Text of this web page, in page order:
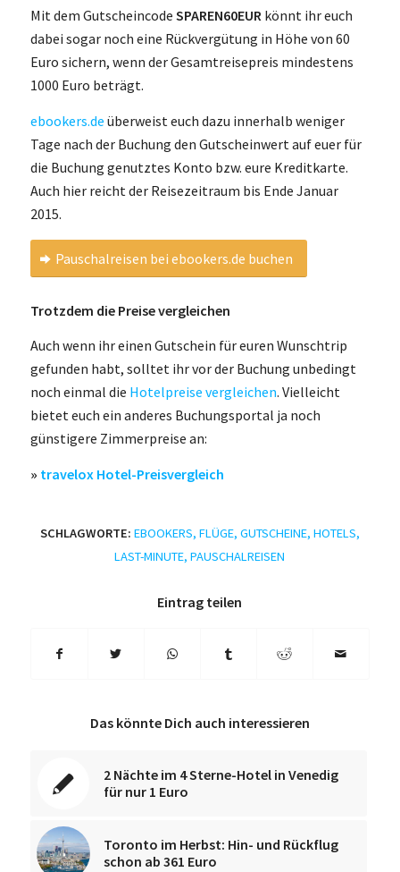
Mit dem Gutscheincode SPAREN60EURkönnt ihr euch
dabei sogar noch eine Rückvergütung in Höhe von 60
Euro sichern, wenn der Gesamtreisepreis mindestens
1000 Euro beträgt.
ebookers.de überweist euch dazu innerhalb weniger
Tage nach der Buchung den Gutscheinwert auf euer für
die Buchung genutztes Konto bzw. eure Kreditkarte.
Auch hier reicht der Reisezeitraum bis Ende Januar
2015.
Pauschalreisen bei ebookers.de buchen
Trotzdem die Preise vergleichen
Auch wenn ihr einen Gutschein für euren Wunschtrip
gefunden habt, solltet ihr vor der Buchung unbedingt
noch einmal die Hotelpreise vergleichen. Vielleicht
bietet euch ein anderes Buchungsportal ja noch
günstigere Zimmerpreise an:
» travelox Hotel-Preisvergleich
SCHLAGWORTE: EBOOKERS, FLÜGE, GUTSCHEINE, HOTELS,
LAST-MINUTE,PAUSCHALREISEN
Eintrag teilen
Das könnte Dich auch interessieren
2 Nächte im 4 Sterne-Hotel in Venedig
für nur 1 Euro
Toronto im Herbst: Hin- und Rückflug
schon ab 361 Euro